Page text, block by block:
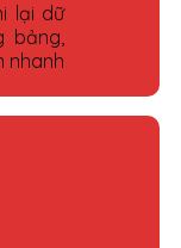
lại dữ
bảng,
nhanh